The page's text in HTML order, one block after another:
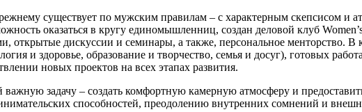
существует по мужским правилам – с характерным скепсисом
оказаться в кругу единомышленниц, создан деловой клуб
открытые дискуссии и семинары, а также, персональное менторство. В
и здоровье, образование и творчество, семья и досуг), готовых
новых проектов на всех этапах развития.
важную задачу – создать комфортную камерную атмосферу и
способностей, преодолению внутренних сомнений и